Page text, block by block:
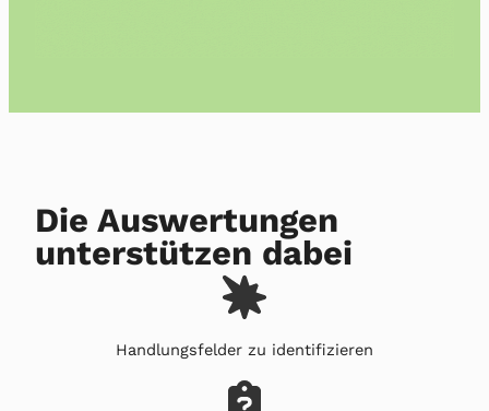
Die Auswertungen
unterstützen dabei
Handlungsfelder zu identifizieren